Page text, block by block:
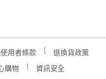
用者條款
退換貨政策
購物
資訊安全